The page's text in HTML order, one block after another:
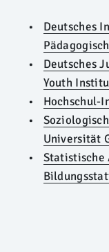
Deutsches
Deutsches
Youth
Hochschul-
Universität
Statistische